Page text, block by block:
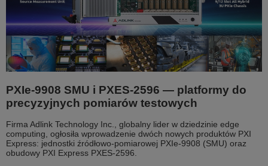
PXIe-9908 SMU i PXES-2596 — platformy do
precyzyjnych pomiarów testowych
Firma Adlink Technology Inc., globalny lider w dziedzinie edge
computing, ogłosiła wprowadzenie dwóch nowych produktów PXI
Express: jednostki źródłowo-pomiarowej PXIe-9908 (SMU) oraz
obudowy PXI Express PXES-2596.